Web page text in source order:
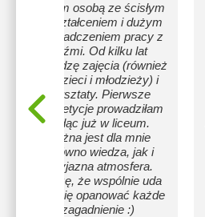
Jestem osobą ze ścisłym
wykształceniem i dużym
doświadczeniem pracy z
ludźmi. Od kilku lat
prowadzę zajęcia (również
dla dzieci i młodzieży) i
warsztaty. Pierwsze
korepetycje prowadziłam
będąc już w liceum.
Ważna jest dla mnie
zarówno wiedza, jak i
przyjazna atmosfera.
Wierzę, że wspólnie uda
nam się opanować każde
zagadnienie :)